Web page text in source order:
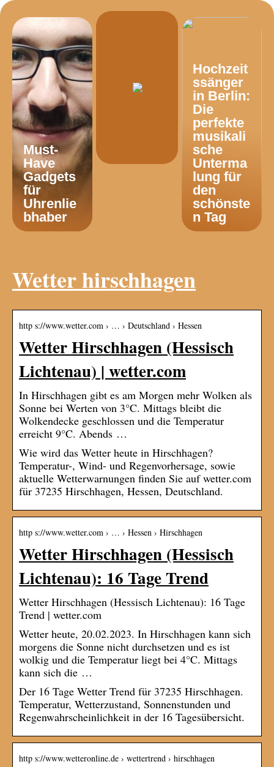
Must-
Have
Gadgets
für
Uhrenlie
bhaber
Hochzeit
ssänger
in Berlin:
Die
perfekte
musikali
sche
Unterma
lung für
den
schönste
n Tag
Wetter hirschhagen
http s://www.wetter.com › … › Deutschland › Hessen
Wetter Hirschhagen (Hessisch
Lichtenau) | wetter.com
In Hirschhagen gibt es am Morgen mehr Wolken als
Sonne bei Werten von 3°C. Mittags bleibt die
Wolkendecke geschlossen und die Temperatur
erreicht 9°C. Abends …
Wie wird das Wetter heute in Hirschhagen?
Temperatur-, Wind- und Regenvorhersage, sowie
aktuelle Wetterwarnungen finden Sie auf wetter.com
für 37235 Hirschhagen, Hessen, Deutschland.
http s://www.wetter.com › … › Hessen › Hirschhagen
Wetter Hirschhagen (Hessisch
Lichtenau): 16 Tage Trend
Wetter Hirschhagen (Hessisch Lichtenau): 16 Tage
Trend | wetter.com
Wetter heute, 20.02.2023. In Hirschhagen kann sich
morgens die Sonne nicht durchsetzen und es ist
wolkig und die Temperatur liegt bei 4°C. Mittags
kann sich die …
Der 16 Tage Wetter Trend für 37235 Hirschhagen.
Temperatur, Wetterzustand, Sonnenstunden und
Regenwahrscheinlichkeit in der 16 Tagesübersicht.
http s://www.wetteronline.de › wettertrend › hirschhagen